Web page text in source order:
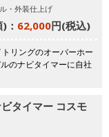
・外装仕上げ
： 62,000円(税込)
リングのオーバーホー
のナビタイマーに自社
タイマー コスモ